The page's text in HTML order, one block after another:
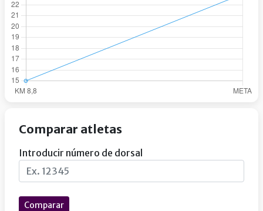
Comparar atletas
Introducir número de dorsal
Comparar